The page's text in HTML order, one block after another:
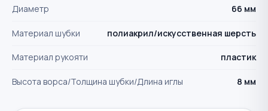
Диаметр 66 мм
Материал шубки полиакрил/искусственная шерсть
Материал рукояти пластик
Высота ворса/Толщина шубки/Длина иглы 8 мм